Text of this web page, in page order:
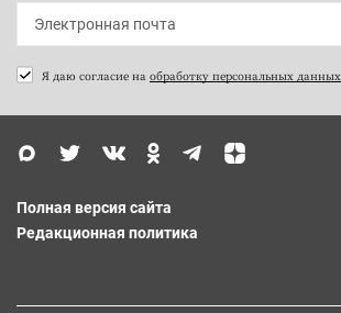
Я даю согласие на обработку персональных данных
Полная версия сайта
Редакционная политика